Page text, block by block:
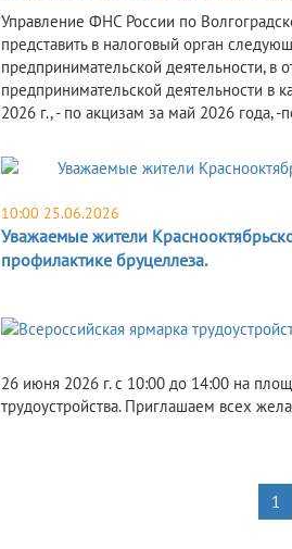
Управление ФНС России по
представить в налоговый орган
предпринимательской деятельности,
предпринимательской деятельности в
2026 г., - по акцизам за май 2026 года,
10:00 25.06.2026
Уважаемые жители
профилактике бруцеллеза.
26 июня 2026 г. с 10:00 до 14:00 на
трудоустройства. Приглашаем всех
1